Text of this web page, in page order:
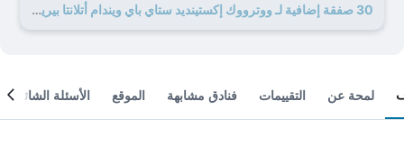
30 صفقة إضافية لـ ووترووك إكستينديد ستاي باي ويندام أتلانتا بيريميتر
لمحة عن التقييمات فنادق مشابهة الموقع الأسئلة الشائعة